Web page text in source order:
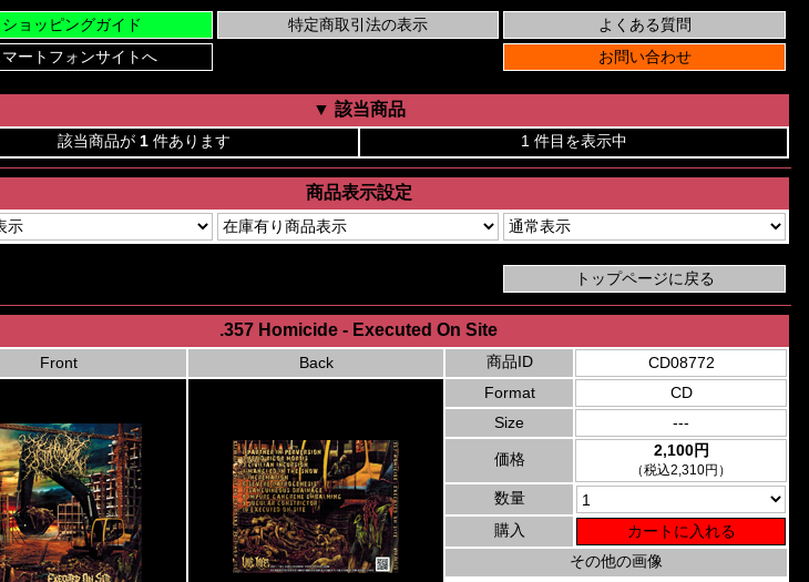
▼ 該当商品
該当商品が 1 件あります 1 件目を表示中
商品表示設定
.357 Homicide - Executed On Site
Front Back 商品ID
CD08772
Format
CD
Size
---
価格 2,100円
（税込2,310円）
数量
購入
その他の画像